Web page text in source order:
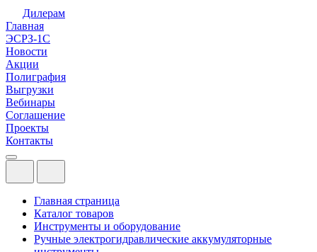
Дилерам
Главная
ЭСРЗ-1С
Новости
Акции
Полиграфия
Выгрузки
Вебинары
Соглашение
Проекты
Контакты
Главная страница
Каталог товаров
Инструменты и оборудование
Ручные электрогидравлические аккумуляторные